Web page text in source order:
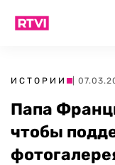
ИСТОРИИ |
Папа
чтобы